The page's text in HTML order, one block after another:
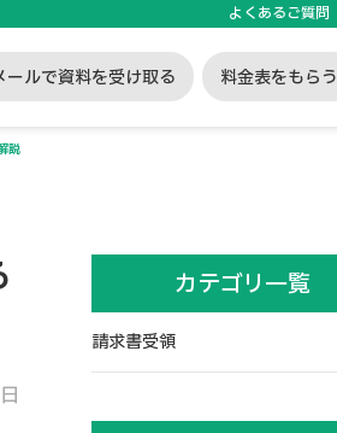
よくあるご質問
ールで資料を受け取る 料金表をもらう
説
カテゴリ一覧
請求書受領